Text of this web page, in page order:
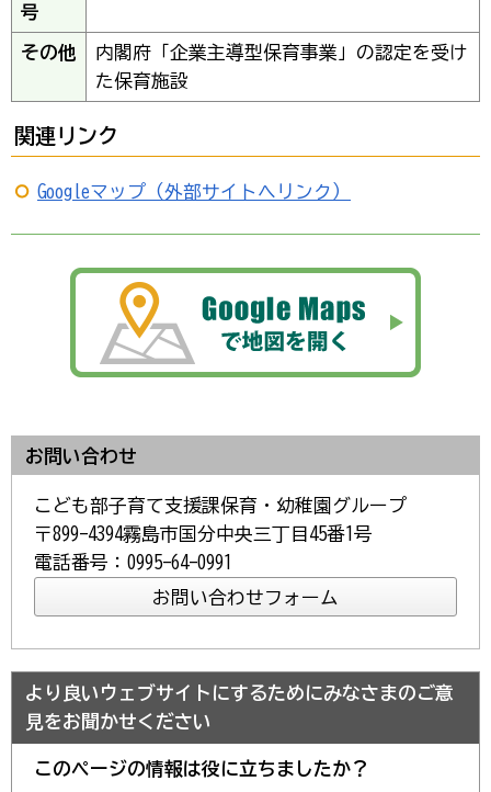
号
その他
内閣府「企業主導型保育事業」の認定を受け
た保育施設
関連リンク
Googleマップ（外部サイトへリンク）
お問い合わせ
こども部子育て支援課保育・幼稚園グループ
〒899-4394霧島市国分中央三丁目45番1号
電話番号：0995-64-0991
より良いウェブサイトにするためにみなさまのご意
見をお聞かせください
このページの情報は役に立ちましたか？